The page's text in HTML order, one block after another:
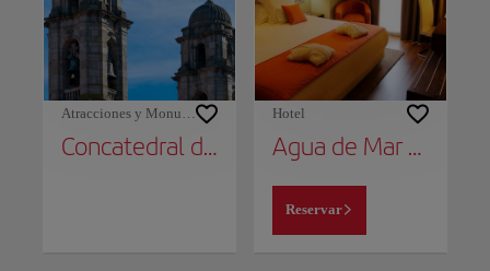
Atracciones y Monumentos
Concatedral de Santa María
Hotel
Agua de Mar Hotel Boutique
Reservar